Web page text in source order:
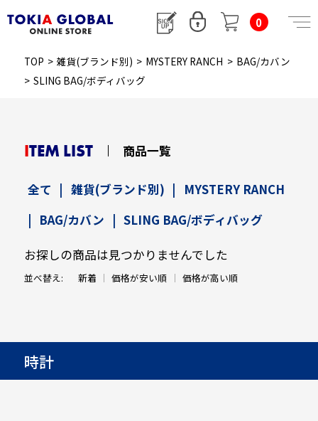
0
TOP > 雑貨(ブランド別) > MYSTERY RANCH > BAG/カバン
> SLING BAG/ボディバッグ
ITEM LIST 商品一覧
全て | 雑貨(ブランド別) |
MYSTERY RANCH
| BAG/カバン | SLING BAG/ボディバッグ
お探しの商品は見つかりませんでした
並べ替え: 新着 価格が安い順 価格が高い順
時計